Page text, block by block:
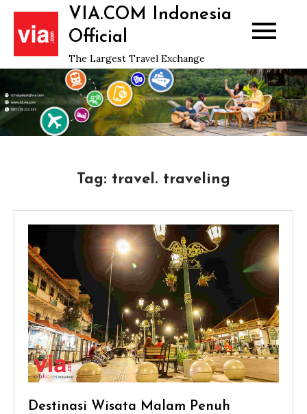
Skip
content
VIA.COM Indonesia
Official
The Largest Travel Exchange
Tag: travel. traveling
Destinasi Wisata Malam Penuh